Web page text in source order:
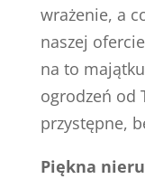
wrażenie, a
naszej
na to
ogrodzeń od
przystępne,
Piękna